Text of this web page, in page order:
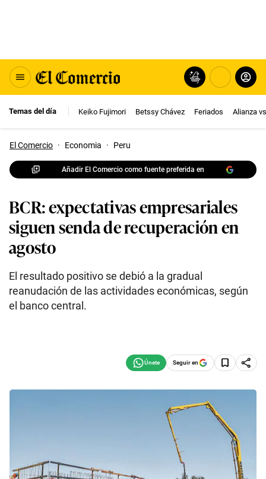
Temas del día Keiko Fujimori Betssy Chávez Feriados Alianza
El Comercio · Economia · Peru
Añadir El Comercio como fuente preferida en
BCR: expectativas empresariales
siguen senda de recuperación en
agosto
El resultado positivo se debió a la gradual
reanudación de las actividades económicas, según
el banco central.
Seguir en